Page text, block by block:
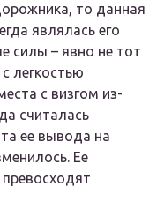
то данная
являлась его
силы – явно не тот
легкостью
с визгом из-
считалась
ее вывода на
Ее